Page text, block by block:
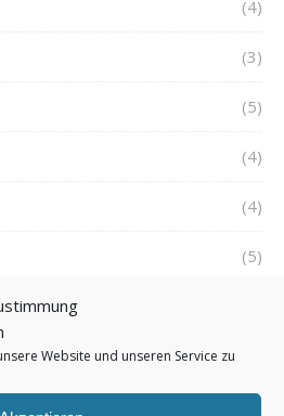
Website und unseren Service zu
(4)
(3)
(5)
(4)
(4)
(5)